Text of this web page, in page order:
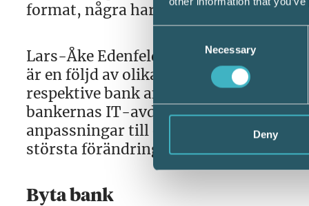
Necessary
Deny
format, några har hittills aldrig gjort
Lars-Åke Edenfeldt konstaterar att
är en följd av olika tekniska lösningar
respektive bank ansett vara det bästa
bankernas IT-avdelningar de senaste
anpassningar till en lång rad
största förändringen av
Byta bank